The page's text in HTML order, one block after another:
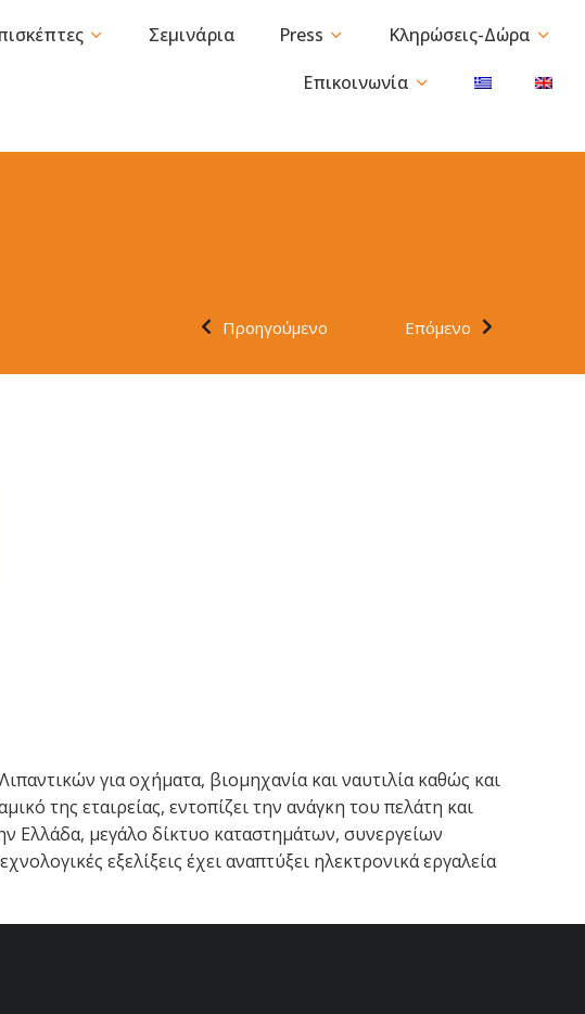
Σεμινάρια Press
Κληρώσεις-Δώρα
Επικοινωνία
Προηγούμενο Επόμενο
για οχήματα, βιομηχανία και ναυτιλία καθώς και
της εταιρείας, εντοπίζει την ανάγκη του πελάτη και
Ελλάδα, μεγάλο δίκτυο καταστημάτων, συνεργείων
εξελίξεις έχει αναπτύξει ηλεκτρονικά εργαλεία